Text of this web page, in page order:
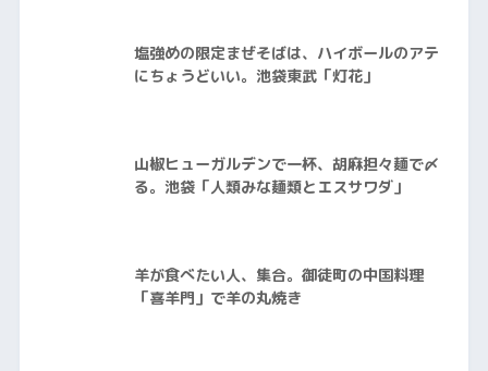
塩強めの限定まぜそばは、ハイボールのアテ
にちょうどいい。池袋東武「灯花」
山椒ヒューガルデンで一杯、胡麻担々麺で〆
る。池袋「人類みな麺類とエスサワダ」
羊が食べたい人、集合。御徒町の中国料理
「喜羊門」で羊の丸焼き